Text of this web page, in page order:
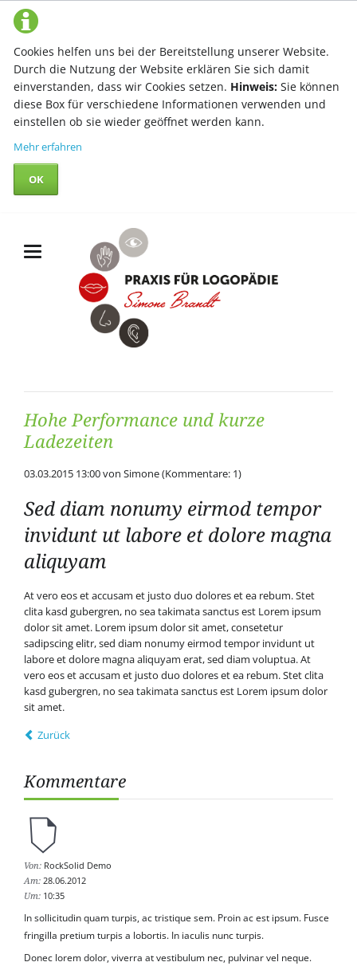
Cookies helfen uns bei der Bereitstellung unserer Website.
Durch die Nutzung der Website erklären Sie sich damit
einverstanden, dass wir Cookies setzen. Hinweis: Sie können
diese Box für verschiedene Informationen verwenden und
einstellen ob sie wieder geöffnet werden kann.
Mehr erfahren
OK
Hohe Performance und kurze
Ladezeiten
03.03.2015 13:00von Simone (Kommentare: 1)
Sed diam nonumy eirmod tempor
invidunt ut labore et dolore magna
aliquyam
At vero eos et accusam et justo duo dolores et ea rebum. Stet
clita kasd gubergren, no sea takimata sanctus est Lorem ipsum
dolor sit amet. Lorem ipsum dolor sit amet, consetetur
sadipscing elitr, sed diam nonumy eirmod tempor invidunt ut
labore et dolore magna aliquyam erat, sed diam voluptua. At
vero eos et accusam et justo duo dolores et ea rebum. Stet clita
kasd gubergren, no sea takimata sanctus est Lorem ipsum dolor
sit amet.
Zurück
Kommentare
Von: RockSolid Demo
Am: 28.06.2012
Um:10:35
In sollicitudin quam turpis, ac tristique sem. Proin ac est ipsum. Fusce
fringilla pretium turpis a lobortis. In iaculis nunc turpis.
Donec lorem dolor, viverra at vestibulum nec, pulvinar vel neque.